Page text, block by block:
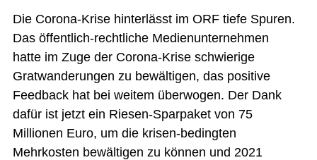
Die Corona-Krise hinterlässt im ORF tiefe Spuren.
Das öffentlich-rechtliche Medienunternehmen
hatte im Zuge der Corona-Krise schwierige
Gratwanderungen zu bewältigen, das positive
Feedback hat bei weitem überwogen. Der Dank
dafür ist jetzt ein Riesen-Sparpaket von 75
Millionen Euro, um die krisen-bedingten
Mehrkosten bewältigen zu können und 2021